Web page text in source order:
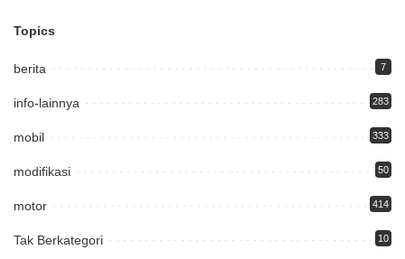
Topics
berita 7
info-lainnya 283
mobil 333
modifikasi 50
motor 414
Tak Berkategori 10